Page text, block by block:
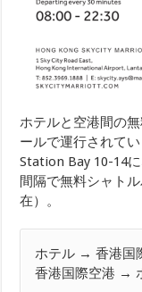
ホテルと空港間の
ールで運行されて
Station Bay 10-14
間隔で無料シャト
在）。
ホテル → 香港国
香港国際空港 →